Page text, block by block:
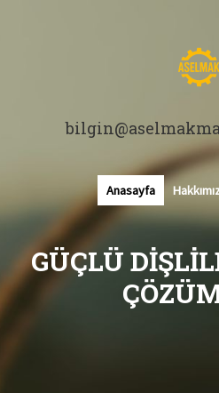
Anasayfa
GÜÇLÜ